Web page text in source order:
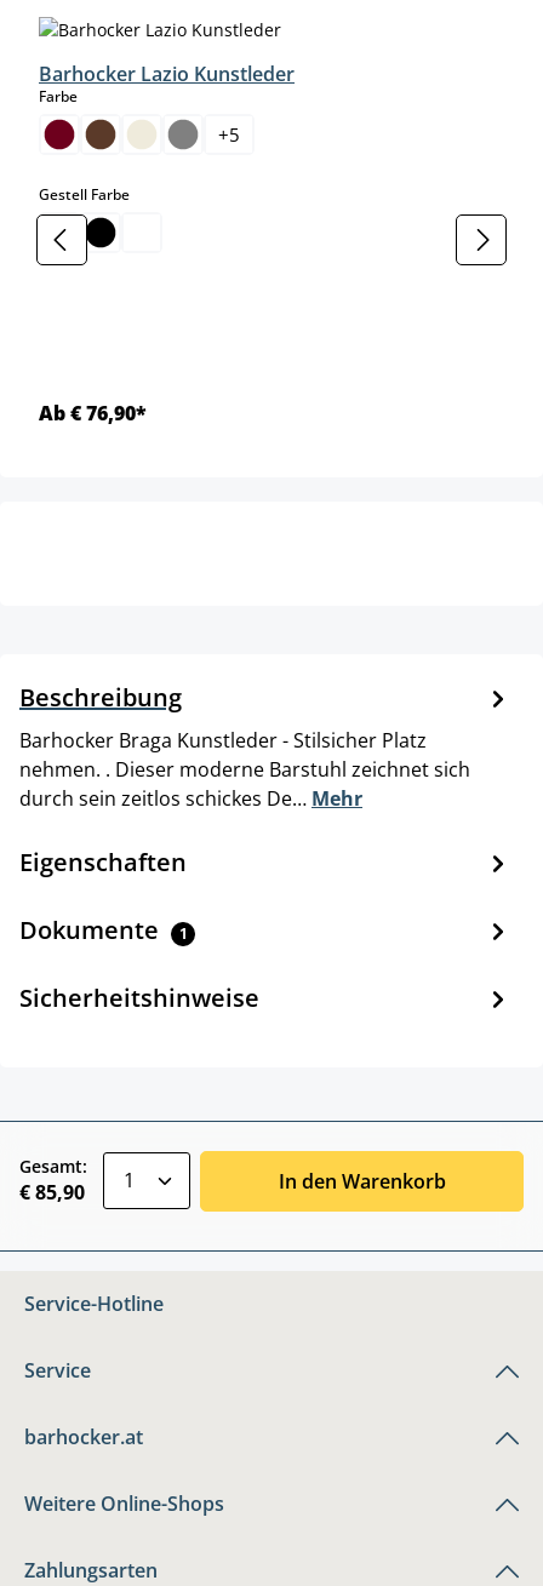
Barhocker Lazio Kunstleder
Farbeauswählen
+5
Gestell Farbeauswählen
Ab € 76,90*
Beschreibung
Barhocker Braga Kunstleder - Stilsicher Platz
nehmen. . Dieser moderne Barstuhl zeichnet sich
durch sein zeitlos schickes De… Mehr
Eigenschaften
Dokumente 1
Sicherheitshinweise
Gesamt:
€ 85,90 In den Warenkorb
Service-Hotline
Service
barhocker.at
Weitere Online-Shops
Zahlungsarten